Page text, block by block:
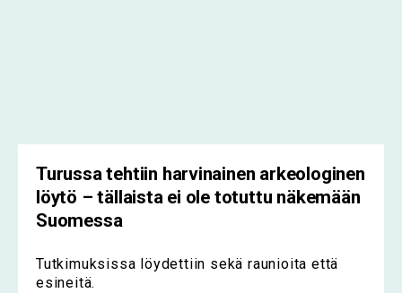
Turussa tehtiin harvinainen arkeologinen
löytö – tällaista ei ole totuttu näkemään
Suomessa
Tutkimuksissa löydettiin sekä raunioita että
esineitä.